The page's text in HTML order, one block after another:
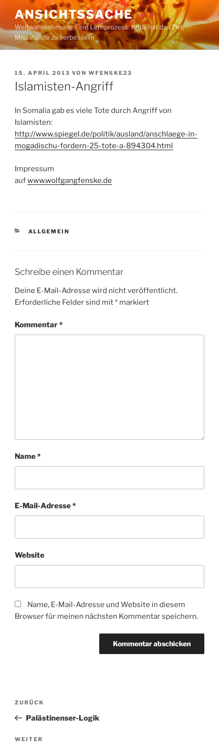
Inhalt
springen
ANSICHTSSACHE
Weltwahrnehmung – ein Lernprozess: Kritik hat das Ziel,
Missstände zu verbessern
VERÖFFENTLICHT
AM
15. APRIL 2013 VON WFENSKE23
Islamisten-Angriff
In Somalia gab es viele Tote durch Angriff von
Islamisten:
http://www.spiegel.de/politik/ausland/anschlaege-in-
mogadischu-fordern-25-tote-a-894304.html
Impressum
aufwww.wolfgangfenske.de
KATEGORIEN
ALLGEMEIN
Schreibe einen Kommentar
Deine E-Mail-Adresse wird nicht veröffentlicht.
Erforderliche Felder sind mit* markiert
Kommentar*
Name*
E-Mail-Adresse*
Website
Name, E-Mail-Adresse und Website in diesem
Browser für meinen nächsten Kommentar speichern.
Beitragsnavigation
Vorheriger
Beitrag
ZURÜCK
Palästinenser-Logik
Nächster
WEITER